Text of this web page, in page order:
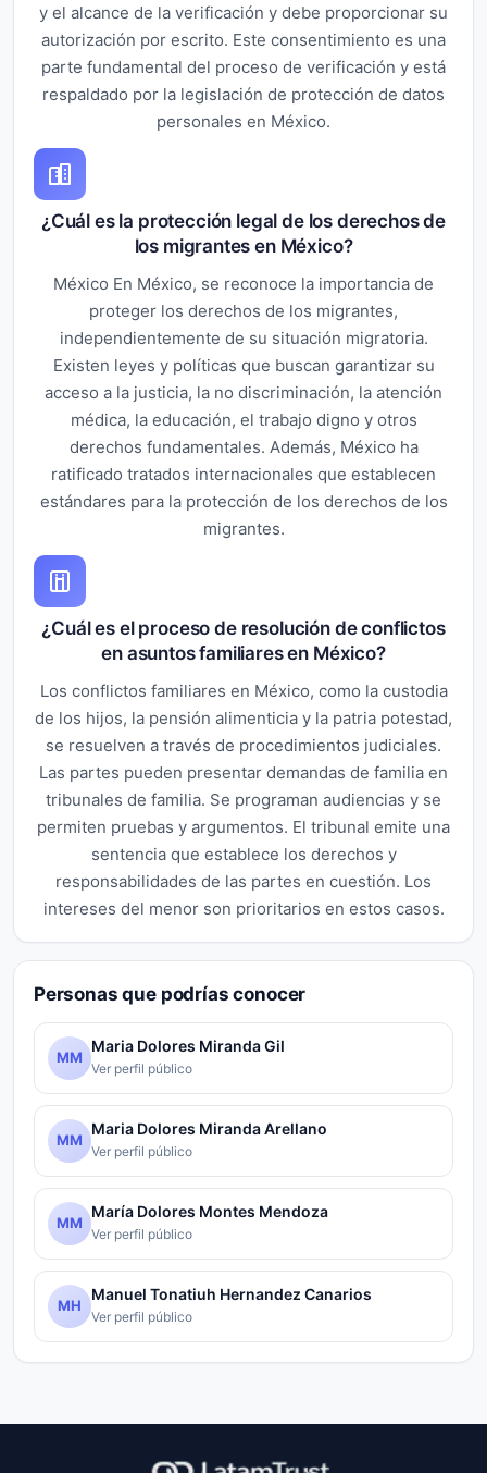
y el alcance de la verificación y debe proporcionar su
autorización por escrito. Este consentimiento es una
parte fundamental del proceso de verificación y está
respaldado por la legislación de protección de datos
personales en México.
¿Cuál es la protección legal de los derechos de
los migrantes en México?
México En México, se reconoce la importancia de
proteger los derechos de los migrantes,
independientemente de su situación migratoria.
Existen leyes y políticas que buscan garantizar su
acceso a la justicia, la no discriminación, la atención
médica, la educación, el trabajo digno y otros
derechos fundamentales. Además, México ha
ratificado tratados internacionales que establecen
estándares para la protección de los derechos de los
migrantes.
¿Cuál es el proceso de resolución de conflictos
en asuntos familiares en México?
Los conflictos familiares en México, como la custodia
de los hijos, la pensión alimenticia y la patria potestad,
se resuelven a través de procedimientos judiciales.
Las partes pueden presentar demandas de familia en
tribunales de familia. Se programan audiencias y se
permiten pruebas y argumentos. El tribunal emite una
sentencia que establece los derechos y
responsabilidades de las partes en cuestión. Los
intereses del menor son prioritarios en estos casos.
Personas que podrías conocer
MM
Maria Dolores Miranda Gil
Ver perfil público
MM
Maria Dolores Miranda Arellano
Ver perfil público
MM
María Dolores Montes Mendoza
Ver perfil público
MH
Manuel Tonatiuh Hernandez Canarios
Ver perfil público